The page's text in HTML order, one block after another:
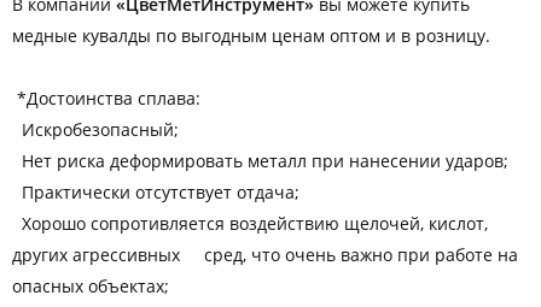
медные кувалды по выгодным ценам оптом и в розницу.
*Достоинства сплава:
Искробезопасный;
Нет риска деформировать металл при нанесении ударов;
Практически отсутствует отдача;
Хорошо сопротивляется воздействию щелочей, кислот,
других агрессивных сред, что очень важно при работе на
опасных объектах;